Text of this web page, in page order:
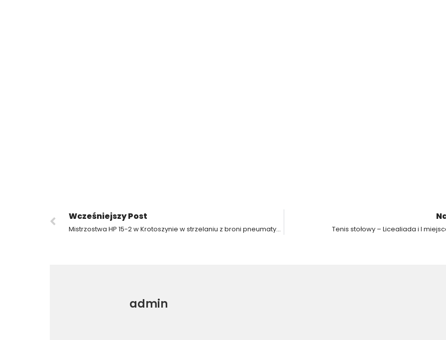
Wcześniejszy Post
Mistrzostwa HP 15-2 w Krotoszynie w strzelaniu z broni pneumatycznej i rzucie lotką. Tenis stołowy – Licealiada i I
admin